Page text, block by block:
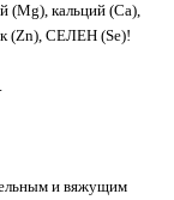
(Mg), кальций (Ca),
(Zn), СЕЛЕН (Se)!
и вяжущим